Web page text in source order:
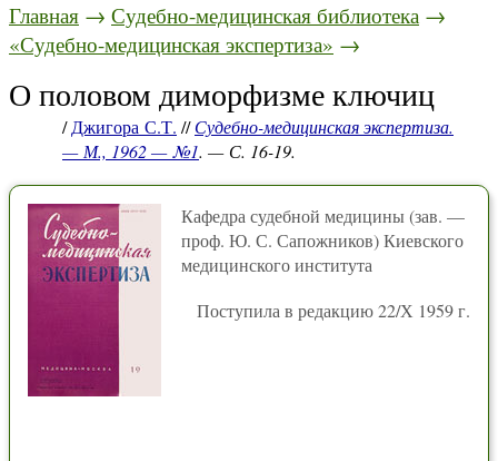
Главная → Судебно-медицинская библиотека →
«Судебно-медицинская экспертиза» →
О половом диморфизме ключиц
/Джигора С.Т. //Судебно-медицинская экспертиза.
— М., 1962 — №1. — С. 16-19.
Кафедра судебной медицины (зав. —
проф. Ю. С. Сапожников) Киевского
медицинского института
Поступила в редакцию 22/Х 1959 г.